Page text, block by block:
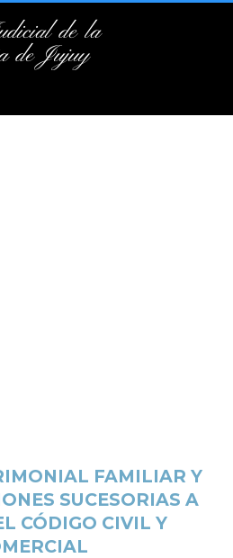
de la
de Jujuy
FAMILIAR Y
SUCESORIAS A
CÓDIGO CIVIL Y